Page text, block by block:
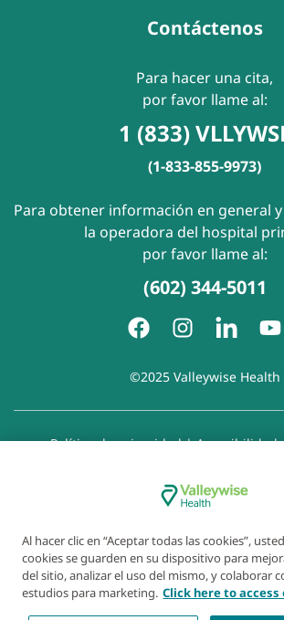
Contáctenos
Para hacer una cita,
por favor llame al:
1 (833)
(1-833-855-9973)
Para obtener información en general
la operadora del hospital
por favor llame al:
(602) 344-5011
©2025 Valleywise Health
Política de privacidad|Accesibilidad
Aviso de Prohibición de la
Exención de responsabilidad con
Al hacer clic en “Aceptar todas las cookies”,
cookies se guarden en su dispositivo para
del sitio, analizar el uso del mismo, y colaborar
estudios para marketing. Click here to